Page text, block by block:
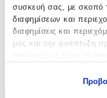
συσκευή σας, με σκοπό
διαφημίσεων και
διαφημίσεις και
μας και την ανάπτυξη
Χαρακτηριστικά
Κατασκευαστής:
OEM